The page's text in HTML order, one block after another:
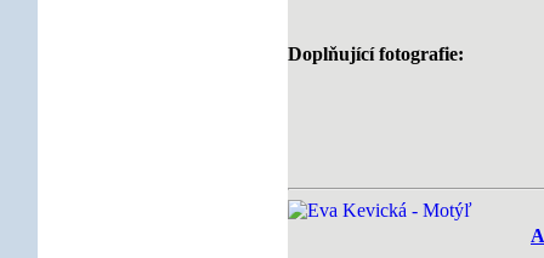
Doplňující fotografie: